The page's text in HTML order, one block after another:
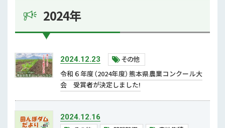
2024年
2024.12.23
その他
令和６年度（2024年度）熊本県農業コンクール大
会 受賞者が決定しました!
2024.12.16
その他
中山間地域対策
むらづくり
鳥獣害
担い手対策
2023年 (6)
2022年 (8)
2021年 (13)